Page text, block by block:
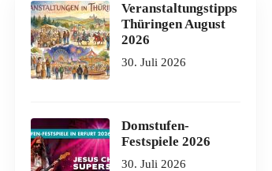
Veranstaltungstipps
Thüringen August
2026
30. Juli 2026
Domstufen-
Festspiele 2026
30. Juli 2026